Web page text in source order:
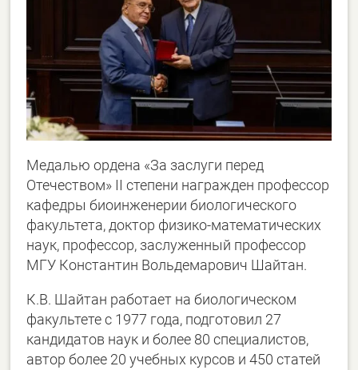
Медалью ордена «За заслуги перед
Отечеством» II степени награжден профессор
кафедры биоинженерии биологического
факультета, доктор физико-математических
наук, профессор, заслуженный профессор
МГУ Константин Вольдемарович Шайтан.
К.В. Шайтан работает на биологическом
факультете с 1977 года, подготовил 27
кандидатов наук и более 80 специалистов,
автор более 20 учебных курсов и 450 статей